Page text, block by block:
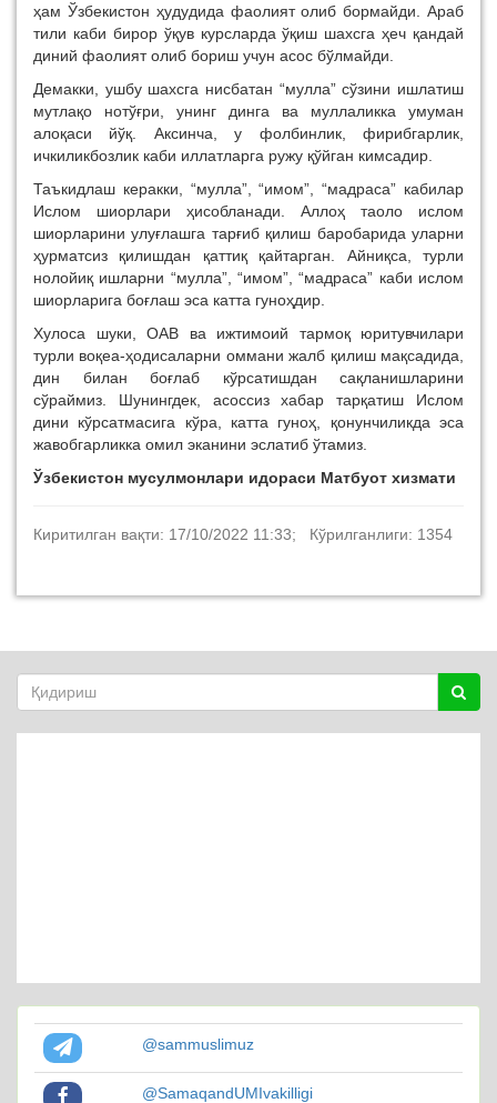
ҳам Ўзбекистон ҳудудида фаолият олиб бормайди. Араб
тили каби бирор ўқув курсларда ўқиш шахсга ҳеч қандай
диний фаолият олиб бориш учун асос бўлмайди.
Демакки, ушбу шахсга нисбатан “мулла” сўзини ишлатиш
мутлақо нотўғри, унинг динга ва муллаликка умуман
алоқаси йўқ. Аксинча, у фолбинлик, фирибгарлик,
ичкиликбозлик каби иллатларга ружу қўйган кимсадир.
Таъкидлаш керакки, “мулла”, “имом”, “мадраса” кабилар
Ислом шиорлари ҳисобланади. Аллоҳ таоло ислом
шиорларини улуғлашга тарғиб қилиш баробарида уларни
ҳурматсиз қилишдан қаттиқ қайтарган. Айниқса, турли
нолойиқ ишларни “мулла”, “имом”, “мадраса” каби ислом
шиорларига боғлаш эса катта гуноҳдир.
Хулоса шуки, ОАВ ва ижтимоий тармоқ юритувчилари
турли воқеа-ҳодисаларни оммани жалб қилиш мақсадида,
дин билан боғлаб кўрсатишдан сақланишларини
сўраймиз. Шунингдек, асоссиз хабар тарқатиш Ислом
дини кўрсатмасига кўра, катта гуноҳ, қонунчиликда эса
жавобгарликка омил эканини эслатиб ўтамиз.
Ўзбекистон мусулмонлари идораси Матбуот хизмати
Киритилган вақти: 17/10/2022 11:33; Кўрилганлиги: 1354
@sammuslimuz
@SamaqandUMIvakilligi